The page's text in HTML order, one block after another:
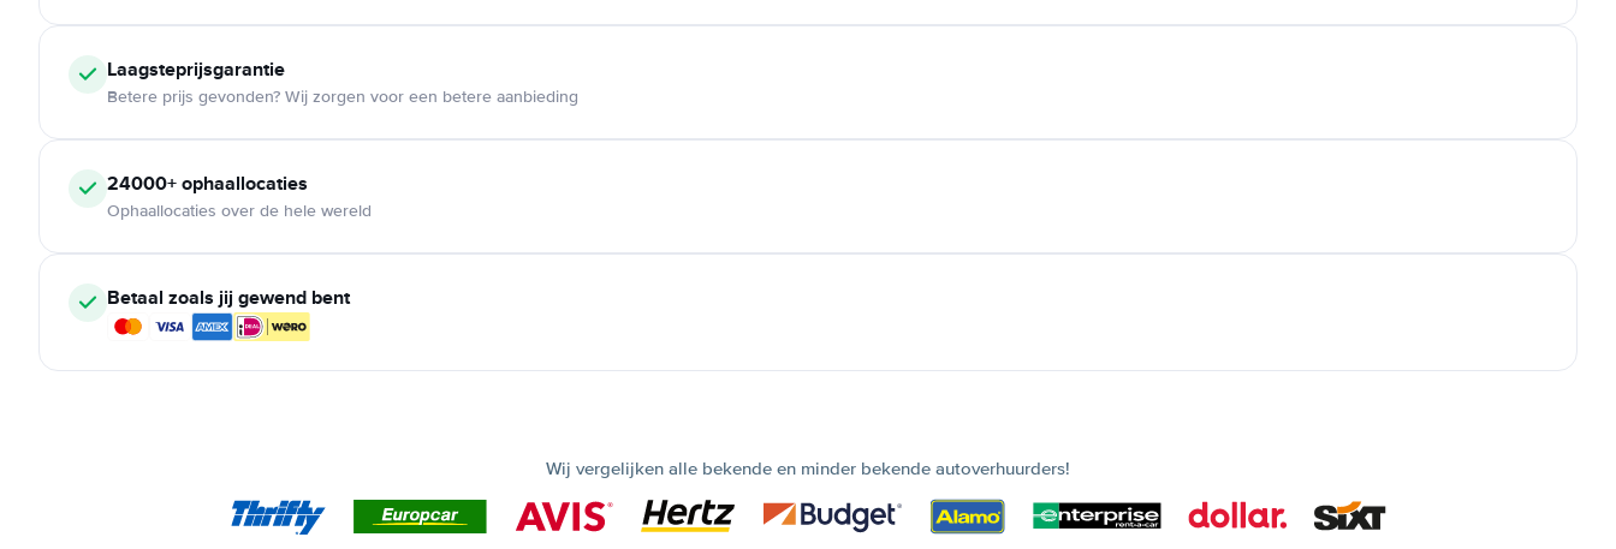
Laagsteprijsgarantie
Betere prijs gevonden? Wij zorgen voor een betere aanbieding
24000+ophaallocaties
Ophaallocaties over de hele wereld
Betaal zoals jij gewend bent
Wij vergelijken alle bekende en minder bekende autoverhuurders!